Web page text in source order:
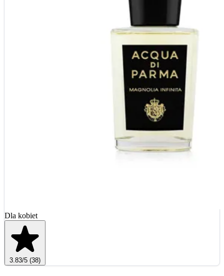
Dla kobiet
3.83/5 (38)